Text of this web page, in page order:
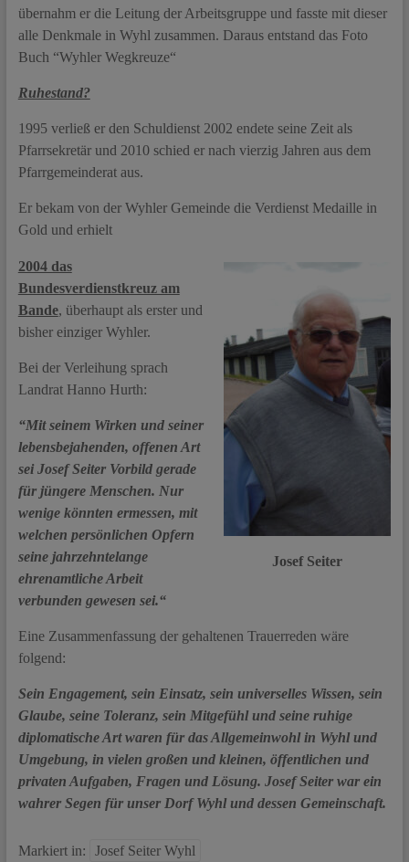
übernahm er die Leitung der Arbeitsgruppe und fasste mit dieser
alle Denkmale in Wyhl zusammen. Daraus entstand das Foto
Buch “Wyhler Wegkreuze“
Ruhestand?
1995 verließ er den Schuldienst 2002 endete seine Zeit als
Pfarrsekretär und 2010 schied er nach vierzig Jahren aus dem
Pfarrgemeinderat aus.
Er bekam von der Wyhler Gemeinde die Verdienst Medaille in
Gold und erhielt
Josef Seiter
2004 das
Bundesverdienstkreuz am
Bande, überhaupt als erster und
bisher einziger Wyhler.
Bei der Verleihung sprach
Landrat Hanno Hurth:
“Mit seinem Wirken und seiner
lebensbejahenden, offenen Art
sei Josef Seiter Vorbild gerade
für jüngere Menschen. Nur
wenige könnten ermessen, mit
welchen persönlichen Opfern
seine jahrzehntelange
ehrenamtliche Arbeit
verbunden gewesen sei.“
Eine Zusammenfassung der gehaltenen Trauerreden wäre
folgend:
Sein Engagement, sein Einsatz, sein universelles Wissen, sein
Glaube, seine Toleranz, sein Mitgefühl und seine ruhige
diplomatische Art waren für das Allgemeinwohl in Wyhl und
Umgebung, in vielen großen und kleinen, öffentlichen und
privaten Aufgaben, Fragen und Lösung. Josef Seiter war ein
wahrer Segen für unser Dorf Wyhl und dessen Gemeinschaft.
Markiert in: Josef Seiter Wyhl